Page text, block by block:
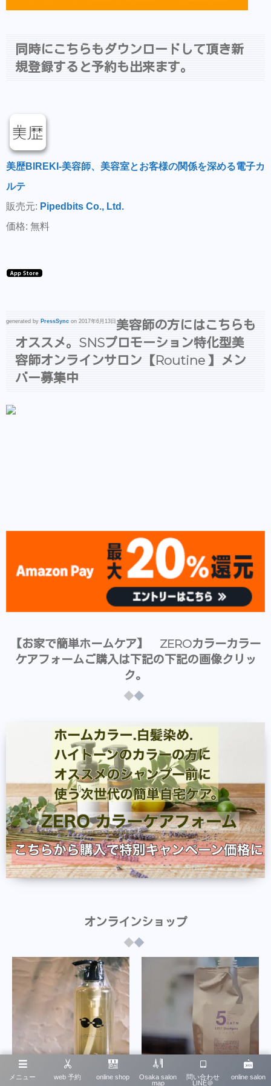
同時にこちらもダウンロードして頂き新
規登録すると予約も出来ます。
美歴BIREKI-美容師、美容室とお客様の関係を深める電子カ
ルテ
販売元: Pipedbits Co., Ltd.
価格: 無料
generated by PressSync on 2017年6月13日 美容師の方にはこちらも
オススメ。SNSプロモーション特化型美
容師オンラインサロン【Routine 】メン
バー募集中
【お家で簡単ホームケア】 ZEROカラーカラー
ケアフォームご購入は下記の下記の画像クリッ
ク。
オンラインショップ
メニュー web 予約 online shop
Osaka salon
map
問い合わせ
LINE＠
online salon